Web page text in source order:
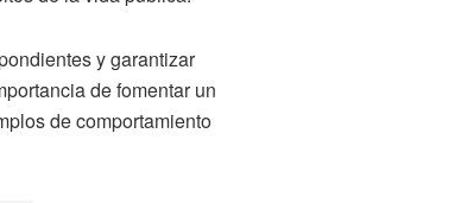
y garantizar
de fomentar un
de comportamiento